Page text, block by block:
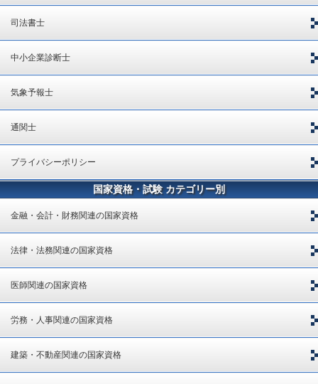
司法書士
中小企業診断士
気象予報士
通関士
プライバシーポリシー
国家資格・試験 カテゴリー別
金融・会計・財務関連の国家資格
法律・法務関連の国家資格
医師関連の国家資格
労務・人事関連の国家資格
建築・不動産関連の国家資格